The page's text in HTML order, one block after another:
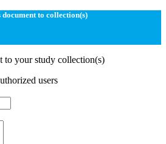
document to collection(s)
to your study collection(s)
users